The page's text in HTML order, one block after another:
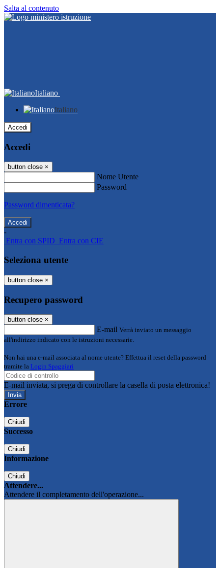
Salta al contenuto
Italiano
Italiano
Accedi
Accedi
button close ×
Nome Utente
Password
Password dimenticata?
-
Entra con SPID Entra con CIE
Seleziona utente
button close ×
Recupero password
button close ×
E-mail Verrà inviato un messaggio
all'indirizzo indicato con le istruzioni necessarie.
Non hai una e-mail associata al nome utente? Effettua il reset della password
tramite la Login Spaggiari
E-mail inviata, si prega di controllare la casella di posta elettronica!
Errore
Chiudi
Successo
Chiudi
Informazione
Chiudi
Attendere...
Attendere il completamento dell'operazione...